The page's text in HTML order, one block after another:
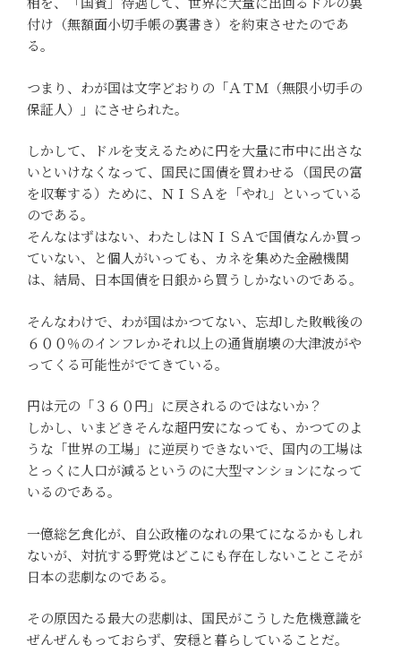
付け（無額面小切手帳の裏書き）を約束させたのであ
る。
つまり、わが国は文字どおりの「ＡＴＭ（無限小切手の
保証人）」にさせられた。
しかして、ドルを支えるために円を大量に市中に出さな
いといけなくなって、国民に国債を買わせる（国民の富
を収奪する）ために、ＮＩＳＡを「やれ」といっている
のである。
そんなはずはない、わたしはＮＩＳＡで国債なんか買っ
ていない、と個人がいっても、カネを集めた金融機関
は、結局、日本国債を日銀から買うしかないのである。
そんなわけで、わが国はかつてない、忘却した敗戦後の
６００％のインフレかそれ以上の通貨崩壊の大津波がや
ってくる可能性がでてきている。
円は元の「３６０円」に戻されるのではないか？
しかし、いまどきそんな超円安になっても、かつてのよ
うな「世界の工場」に逆戻りできないで、国内の工場は
とっくに人口が減るというのに大型マンションになって
いるのである。
一億総乞食化が、自公政権のなれの果てになるかもしれ
ないが、対抗する野党はどこにも存在しないことこそが
日本の悲劇なのである。
その原因たる最大の悲劇は、国民がこうした危機意識を
ぜんぜんもっておらず、安穏と暮らしていることだ。